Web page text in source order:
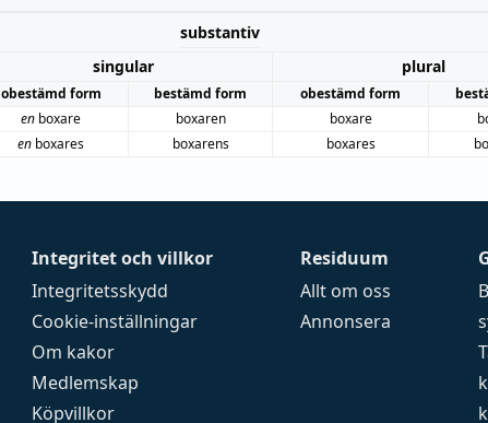
substantiv
singular
plural
obestämd form bestämd form obestämd form
en boxare boxaren boxare
en boxares boxarens boxares
Integritet och villkor
Integritetsskydd
Cookie-inställningar
Om kakor
Medlemskap
Köpvillkor
Residuum
Allt om oss
Annonsera